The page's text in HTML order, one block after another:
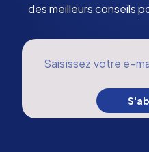
des meilleurs conseils
Saisissez votre e-